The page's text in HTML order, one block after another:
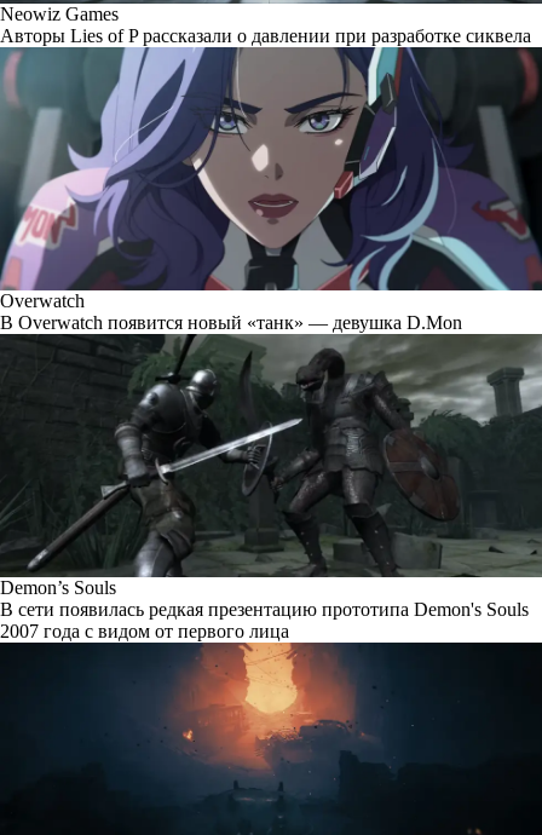
Neowiz Games
Авторы Lies of P рассказали о давлении при разработке сиквела
Overwatch
В Overwatch появится новый «танк» — девушка D.Mon
Demon’s Souls
В сети появилась редкая презентацию прототипа Demon's Souls
2007 года с видом от первого лица